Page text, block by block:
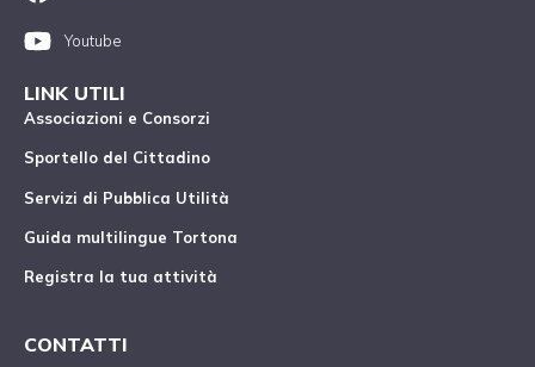
Youtube
LINK UTILI
Associazioni e Consorzi
Sportello del Cittadino
Servizi di Pubblica Utilità
Guida multilingue Tortona
Registra la tua attività
CONTATTI